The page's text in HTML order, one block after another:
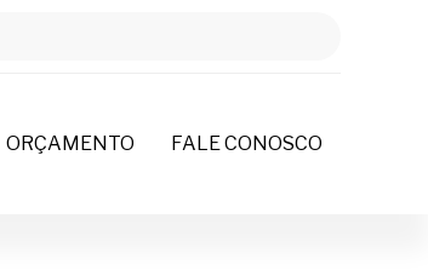
ORÇAMENTO FALE CONOSCO